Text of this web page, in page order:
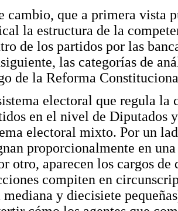
cambio, que a primera vista
la estructura de la
de los partidos por las
las categorías de
de la Reforma
electoral que regula la
en el nivel de Diputados
electoral mixto. Por un
proporcionalmente en
otro, aparecen los cargos
compiten en
mediana y diecisiete